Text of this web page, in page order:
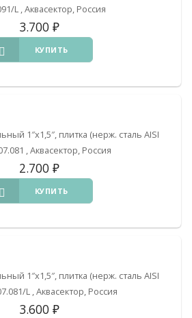
L , Аквасектор, Россия
3.700 ₽
КУПИТЬ
1″х1,5″, плитка (нерж. сталь AISI
, Аквасектор, Россия
2.700 ₽
КУПИТЬ
1″х1,5″, плитка (нерж. сталь AISI
L , Аквасектор, Россия
3.600 ₽